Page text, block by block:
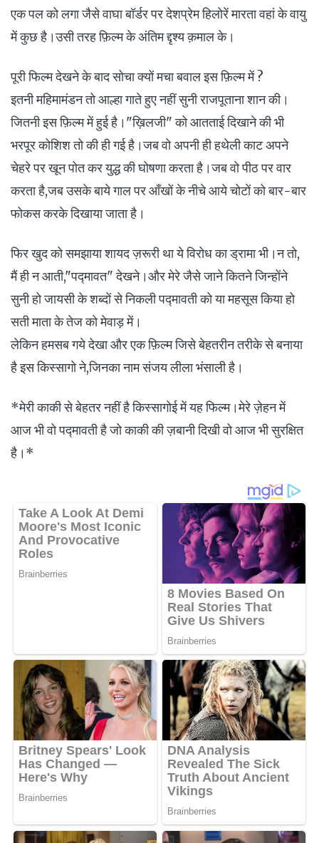
एक पल को लगा जैसे वाघा बॉर्डर पर देशप्रेम हिलोरें मारता वहां के वायु
में कुछ है।उसी तरह फ़िल्म के अंतिम द्दृश्य क़माल के।
पूरी फिल्म देखने के बाद सोचा क्यों मचा बवाल इस फ़िल्म में ?
इतनी महिमामंडन तो आल्हा गाते हुए नहीं सुनी राजपूताना शान की।
जितनी इस फ़िल्म में हुई है।"ख़िलजी" को आतताई दिखाने की भी
भरपूर कोशिश तो की ही गई है।जब वो अपनी ही हथेली काट अपने
चेहरे पर खून पोत कर युद्ध की घोषणा करता है।जब वो पीठ पर वार
करता है,जब उसके बाये गाल पर आँखों के नीचे आये चोटों को बार-बार
फोकस करके दिखाया जाता है।
फिर खुद को समझाया शायद ज़रूरी था ये विरोध का ड्रामा भी।न तो,
मैं ही न आती,"पद्मावत" देखने।और मेरे जैसे जाने कितने जिन्होंने
सुनी हो जायसी के शब्दों से निकली पद्मावती को या महसूस किया हो
सती माता के तेज को मेवाड़ में।
लेकिन हमसब गये देखा और एक फ़िल्म जिसे बेहतरीन तरीके से बनाया
है इस किस्सागो ने,जिनका नाम संजय लीला भंसाली है।
*मेरी काकी से बेहतर नहीं है किस्सागोई में यह फिल्म।मेरे ज़ेहन में
आज भी वो पद्मावती है जो काकी की ज़बानी दिखी वो आज भी सुरक्षित
है।*